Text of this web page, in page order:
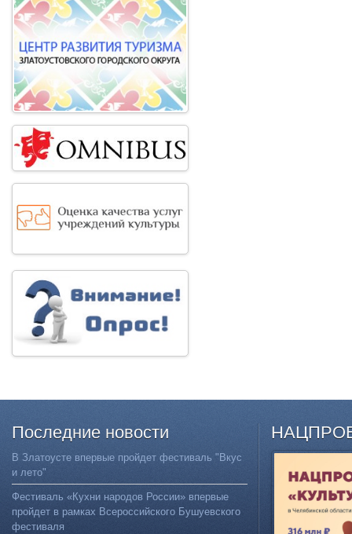
Последние новости
В Златоусте впервые пройдет фестиваль "Вкус
и лето"
Фестиваль «Кухни народов России» впервые
пройдет в рамках Всероссийского Бушуевского
фестиваля